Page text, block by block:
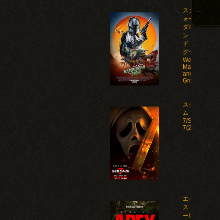
スター・ウ
ォーズ マン
ダロリア
ン・アン
ド・グロー
グー/Star
Wars: The
Mandalorian
and
Grogu(2026)
スクリー
ム
7/Scream
7(2026)
エイペック
ス・プレデタ
ー/
–